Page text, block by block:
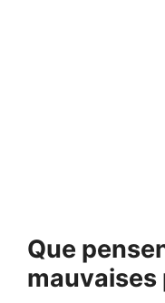
Que
mauvaises